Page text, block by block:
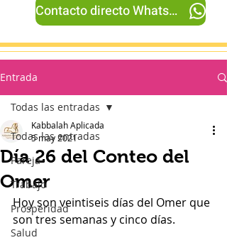
Contacto directo Whatsapp
Entrada
Todas las entradas
Pareja
Trabajo
Prosperidad
Salud
Todas las entradas
Día 26 del Conteo del
Omer
Kabbalah Aplicada
5 may 2021
Hoy son veintiseis días del Omer que
son tres semanas y cinco días.